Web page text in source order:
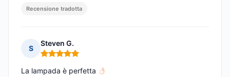
Recensione tradotta
S
Steven G.
Nota: 5 su 5
La lampada è perfetta